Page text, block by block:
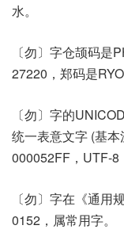
水。
〔勿〕字仓颉码是
27220，郑码是
〔勿〕字的
统一表意文字 (基
000052FF，UTF-8
〔勿〕字在《通用
0152，属常用字。